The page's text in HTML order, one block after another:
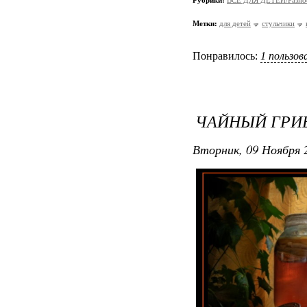
Метки: для детей стульчики
Понравилось: 1
ЧАЙНЫЙ
Вторник, 09 Ноября